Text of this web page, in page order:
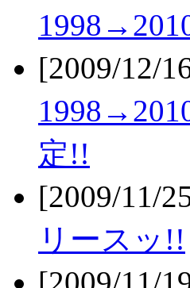
[2009/12/
定!!
[2009/11/
リースッ!!